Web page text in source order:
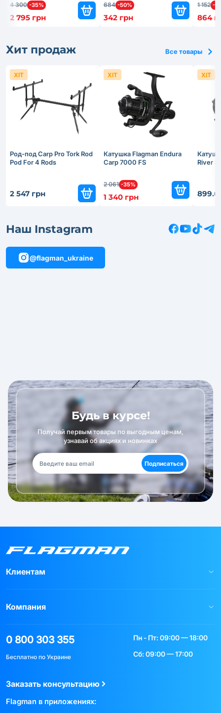
4 300 -35%
2 795 грн
684 -50%
342 грн
1 152 -
864
Хит продаж Все товары
Род-под Carp Pro Tork Rod
Pod For 4 Rods
2 547 грн
ХІТ
Катушка Flagman Endura
Carp 7000 FS
2 061 -35%
1 340 грн
ХІТ
River
899.6
ХІТ
Наш Instagram
@flagman_ukraine
Будь в курсе!
Получай первым товары по выгодным ценам,
узнавай об акциях и новинках
Подписаться
Клиентам
Компания
0 800 303 355
Бесплатно по Украине
Пн - Пт: 09:00 — 18:00
Сб: 09:00 — 17:00
Заказать консультацию
Flagman в приложениях: